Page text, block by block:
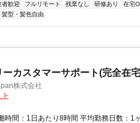
者歓迎 フルリモート 残業なし 研修あり 在宅
髪型・髪色自由
ーカスタマーサポート(完全在
株式会社
時間：1日あたり8時間 平均勤務日数：1